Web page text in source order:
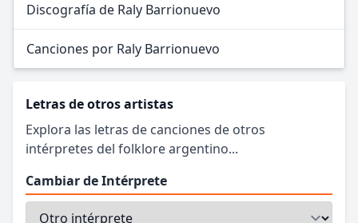
Discografía de Raly Barrionuevo
Canciones por Raly Barrionuevo
Letras de otros artistas
Explora las letras de canciones de otros
intérpretes del folklore argentino...
Cambiar de Intérprete